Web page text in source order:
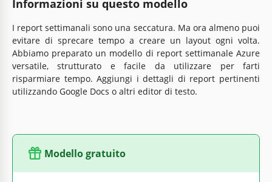
Informazioni su questo modello
I report settimanali sono una seccatura. Ma ora almeno puoi
evitare di sprecare tempo a creare un layout ogni volta.
Abbiamo preparato un modello di report settimanale Azure
versatile, strutturato e facile da utilizzare per farti
risparmiare tempo. Aggiungi i dettagli di report pertinenti
utilizzando Google Docs o altri editor di testo.
Modello gratuito